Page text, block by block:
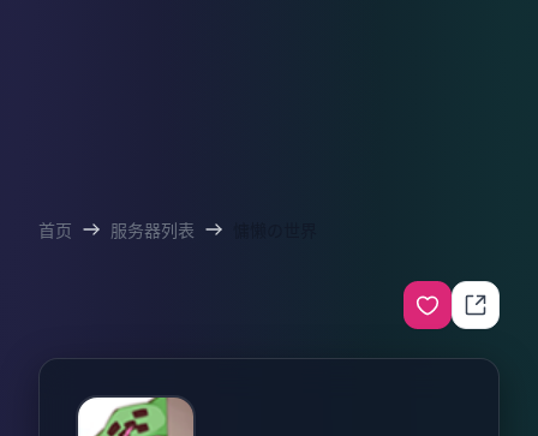
首页 服务器列表